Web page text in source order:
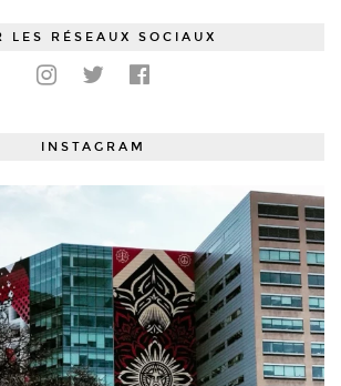
LES RÉSEAUX SOCIAUX
INSTAGRAM